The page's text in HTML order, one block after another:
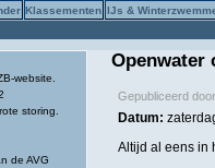
Klassementen IJs &
website.
storing.
de AVG
Openwater
Gepubliceerd
Datum:
Altijd al eens in